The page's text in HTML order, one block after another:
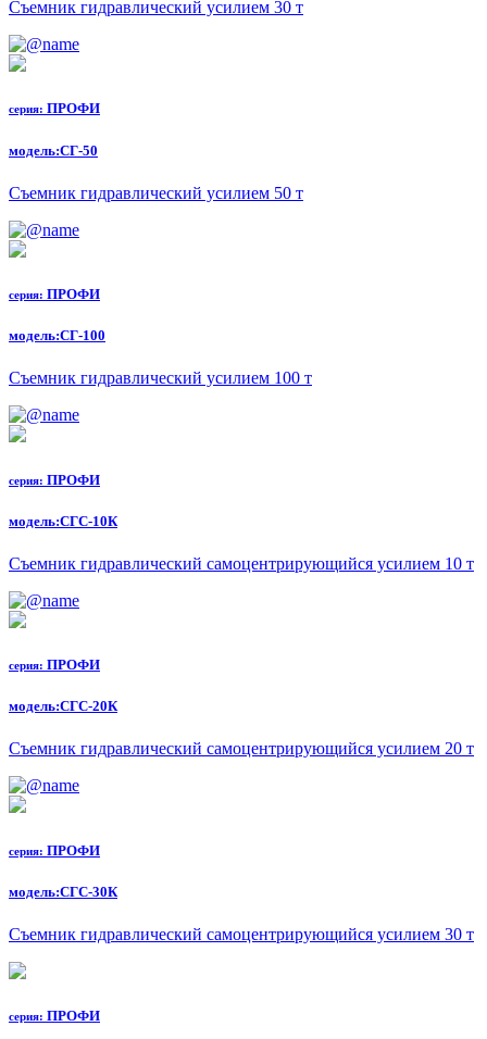
Съемник гидравлический усилием 30 т
серия: ПРОФИ
модель:СГ-50
Съемник гидравлический усилием 50 т
серия: ПРОФИ
модель:СГ-100
Съемник гидравлический усилием 100 т
серия: ПРОФИ
модель:СГС-10К
Съемник гидравлический самоцентрирующийся усилием 10 т
серия: ПРОФИ
модель:СГС-20К
Съемник гидравлический самоцентрирующийся усилием 20 т
серия: ПРОФИ
модель:СГС-30К
Съемник гидравлический самоцентрирующийся усилием 30 т
серия: ПРОФИ